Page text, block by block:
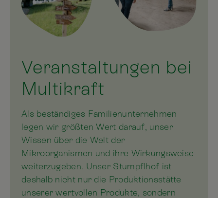
Veranstaltungen bei
Multikraft
Als beständiges Familienunternehmen
legen wir größten Wert darauf, unser
Wissen über die Welt der
Mikroorganismen und ihre Wirkungsweise
weiterzugeben. Unser Stumpflhof ist
deshalb nicht nur die Produktionsstätte
unserer wertvollen Produkte, sondern